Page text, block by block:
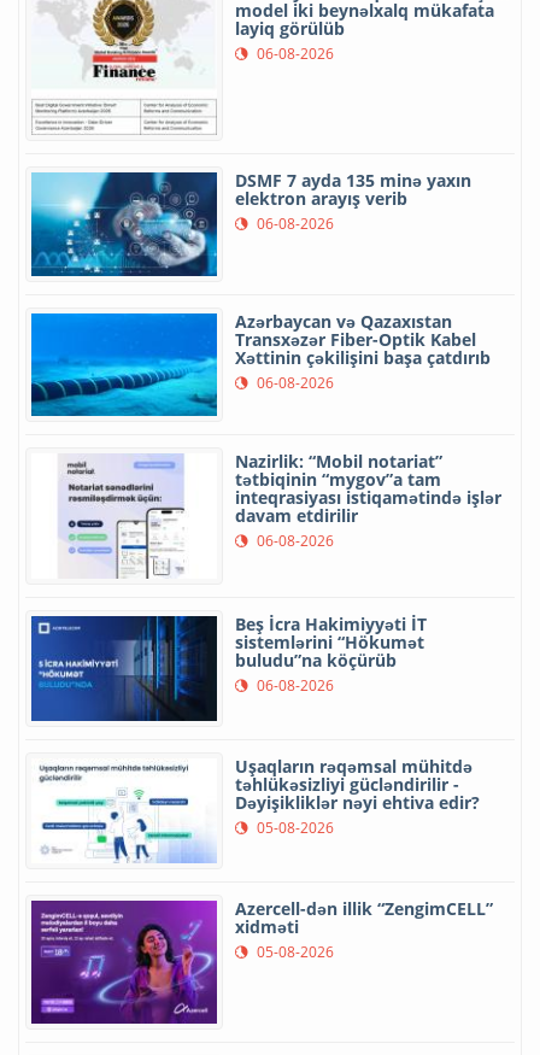
model iki beynəlxalq mükafata
layiq görülüb
06-08-2026
DSMF 7 ayda 135 minə yaxın
elektron arayış verib
06-08-2026
Azərbaycan və Qazaxıstan
Transxəzər Fiber-Optik Kabel
Xəttinin çəkilişini başa çatdırıb
06-08-2026
Nazirlik: “Mobil notariat”
tətbiqinin “mygov”a tam
inteqrasiyası istiqamətində işlər
davam etdirilir
06-08-2026
Beş İcra Hakimiyyəti İT
sistemlərini “Hökumət
buludu”na köçürüb
06-08-2026
Uşaqların rəqəmsal mühitdə
təhlükəsizliyi gücləndirilir -
Dəyişikliklər nəyi ehtiva edir?
05-08-2026
Azercell-dən illik “ZengimCELL”
xidməti
05-08-2026